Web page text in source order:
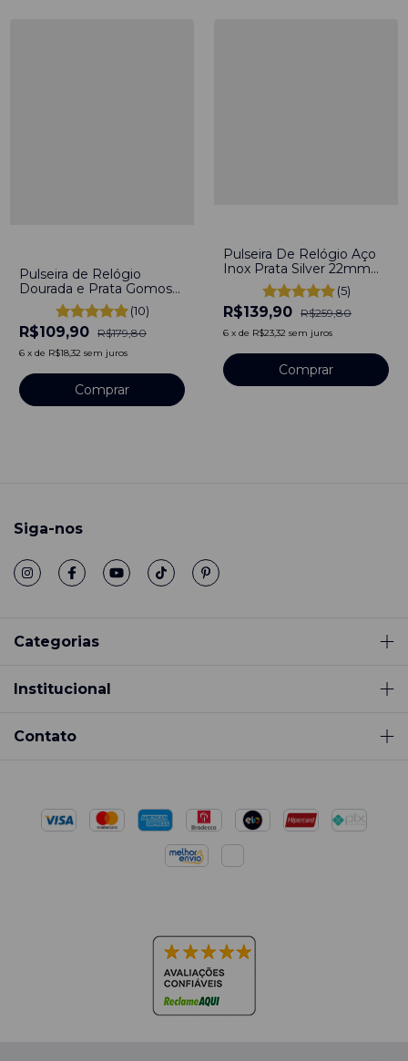
Pulseira de Relógio
Dourada e Prata Gomos
Feito de Aço Inoxidável
Bicolor Gold 22mm(10)
R$109,90 R$179,80
6 x de R$18,32 sem juros
Comprar
Pulseira De Relógio Aço
Inox Prata Silver 22mm
Com Engate Rápido
(5)
R$139,90 R$259,80
6 x de R$23,32 sem juros
Comprar
Siga-nos
Categorias
Institucional
Contato